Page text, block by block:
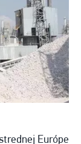
Európe